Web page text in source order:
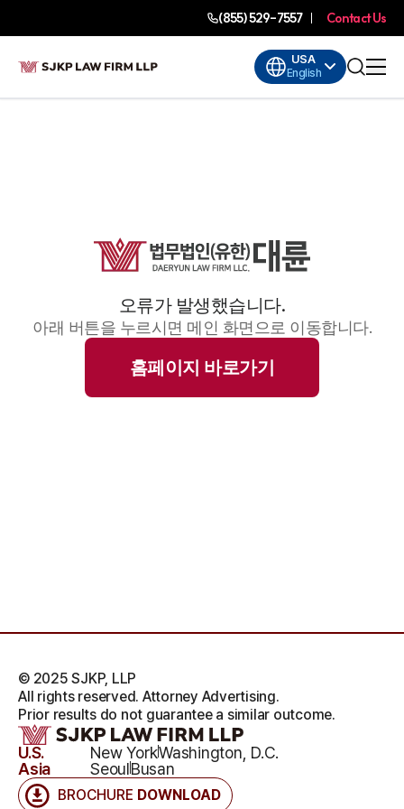
(855) 529-7557 Contact Us
USA
English
오류가 발생했습니다.
아래 버튼을 누르시면 메인 화면으로 이동합니다.
홈페이지 바로가기
BROCHURE DOWNLOAD
U.S. New YorkWashington, D.C.
Asia
SeoulBusan
© 2025 SJKP, LLP
All rights reserved. Attorney Advertising.
Prior results do not guarantee a similar outcome.